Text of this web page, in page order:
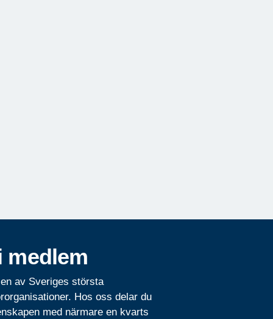
medlem
av Sveriges största
Hos oss delar du
med närmare en kvarts